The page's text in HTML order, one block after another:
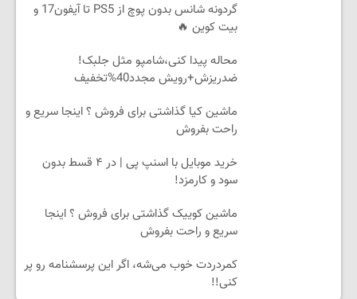
گردونه شانس بدون پوچ از PS5 تا آیفون17 و
بیت کوین 🔥
محاله پیدا کنی،شامپو مثل جلبک!
ضدریزش+رویش مجدد40%تخفیف
ماشین کیا گذاشتی برای فروش ؟ اینجا سریع و
راحت بفروش
خرید موبایل با اسنپ پی | در ۴ قسط بدون
سود و کارمزد!
ماشین کوییک گذاشتی برای فروش ؟ اینجا
سریع و راحت بفروش
کمردردت خوب می‌شه، اگر این پرسشنامه رو پر
کنی!!